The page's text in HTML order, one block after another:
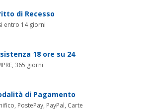
di Recesso
entro 14 giorni
18 ore su 24
365 giorni
di Pagamento
PostePay, PayPal, Carte